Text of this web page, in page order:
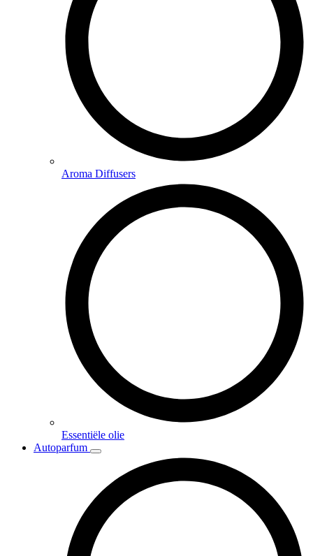
Aroma Diffusers
Essentiële olie
Autoparfum